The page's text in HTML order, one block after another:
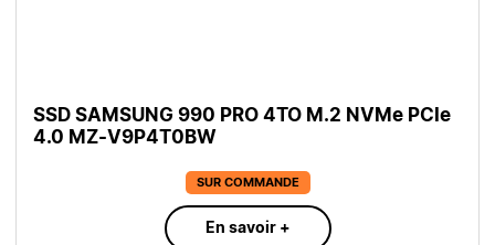
SSD SAMSUNG 990 PRO 4TO M.2 NVMe PCIe
4.0 MZ-V9P4T0BW
SUR COMMANDE
En savoir +